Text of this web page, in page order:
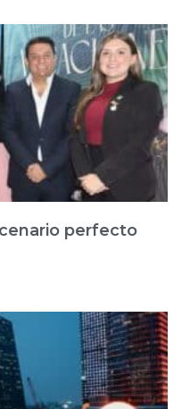
perfecto